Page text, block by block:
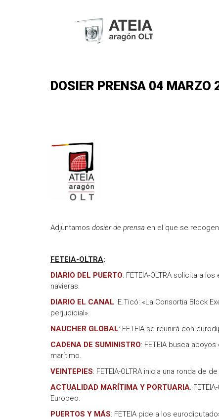
DOSIER PRENSA 04 MARZO
Adjuntamos dosier de prensa en el que se
FETEIA-OLTRA:
DIARIO DEL PUERTO: FETEIA-OLTRA solicita a
navieras.
DIARIO EL CANAL: E.Ticó: «La Consortia Block
perjudicial».
NAUCHER GLOBAL: FETEIA se reunirá con
CADENA DE SUMINISTRO: FETEIA busca
marítimo.
VEINTEPIES: FETEIA-OLTRA inicia una ronda de
ACTUALIDAD MARÍTIMA Y PORTUARIA:
Europeo.
PUERTOS Y MÁS: FETEIA pide a los